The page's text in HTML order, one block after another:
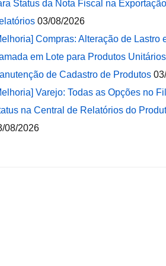
Status da Nota Fiscal na
03/08/2026
Compras: Alteração de Lastro
em Lote para Produtos
de Cadastro de Produtos
Varejo: Todas as Opções no
na Central de Relatórios do
08/2026